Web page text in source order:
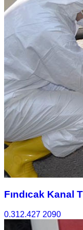
Fındıcak Kanal
0.312.427 2090